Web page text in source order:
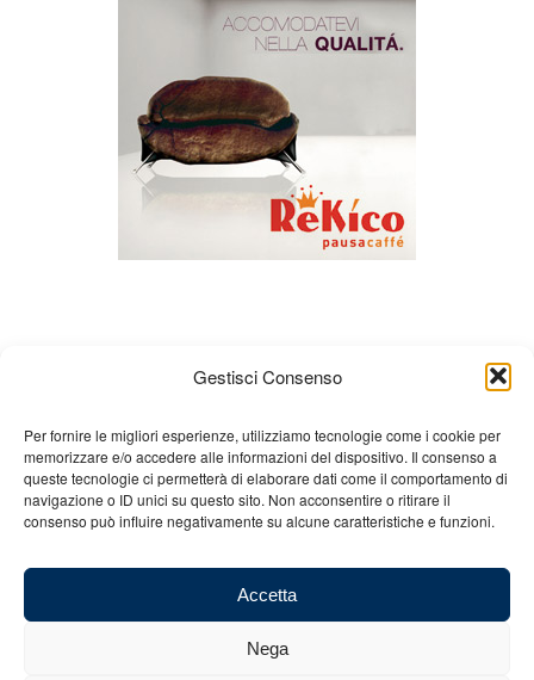
Gestisci Consenso
Per fornire le migliori esperienze, utilizziamo tecnologie come i cookie per
memorizzare e/o accedere alle informazioni del dispositivo. Il consenso a
queste tecnologie ci permetterà di elaborare dati come il comportamento di
navigazione o ID unici su questo sito. Non acconsentire o ritirare il
consenso può influire negativamente su alcune caratteristiche e funzioni.
Accetta
Nega
Chi siamo Gian Carlo Minardi
Gear
Merchandising
Partners Contatti
© 2025 Copyright - Minardi.it - Powered by